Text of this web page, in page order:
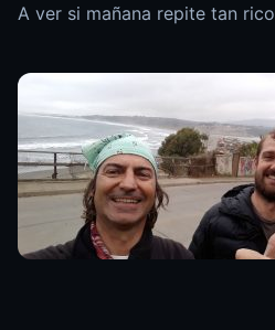
A ver si mañana repite tan rico